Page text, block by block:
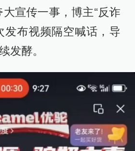
大宣传一事，博主“反诈
发布视频隔空喊话，导
发酵。